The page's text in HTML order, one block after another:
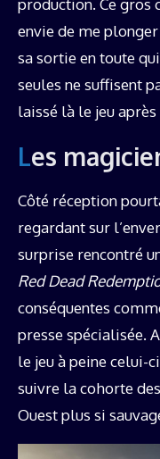
production. Ce gros
envie de me plonger
sa sortie en toute
seules ne suffisent
laissé là le jeu
Les
Côté réception
regardant sur
surprise rencontré
Red Dead
conséquentes
presse spécialisée.
le jeu à peine celui-
suivre la cohorte
Ouest plus si